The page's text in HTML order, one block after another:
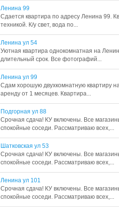
Ленина 99
Сдается квартира по адресу Ленина 99.
техникой. К/у свет, вода по...
Ленина ул 54
Уютная квартира однокомнатная на
длительный срок. Все фотографий...
Ленина ул 99
Сдам хорошую двухкомнатную квартиру
аренду от 1 месяцев. Квартира...
Подгорная ул 88
Срочная сдача! КУ включены. Все
спокойные соседи. Рассматриваю всех,...
Шатковская ул 53
Срочная сдача! КУ включены. Все
спокойные соседи. Рассматриваю всех,...
Ленина ул 101
Срочная сдача! КУ включены. Все
спокойные соседи. Рассматриваю всех,...